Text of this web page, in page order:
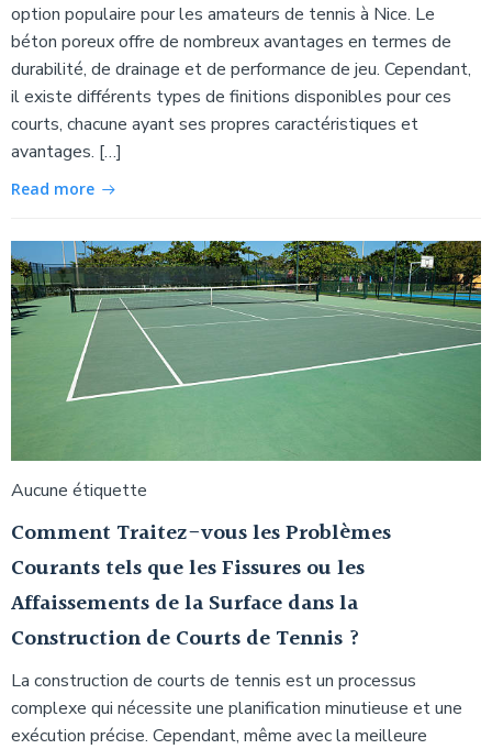
option populaire pour les amateurs de tennis à Nice. Le
béton poreux offre de nombreux avantages en termes de
durabilité, de drainage et de performance de jeu. Cependant,
il existe différents types de finitions disponibles pour ces
courts, chacune ayant ses propres caractéristiques et
avantages. […]
Read more
Aucune étiquette
Comment Traitez-vous les Problèmes
Courants tels que les Fissures ou les
Affaissements de la Surface dans la
Construction de Courts de Tennis ?
La construction de courts de tennis est un processus
complexe qui nécessite une planification minutieuse et une
exécution précise. Cependant, même avec la meilleure